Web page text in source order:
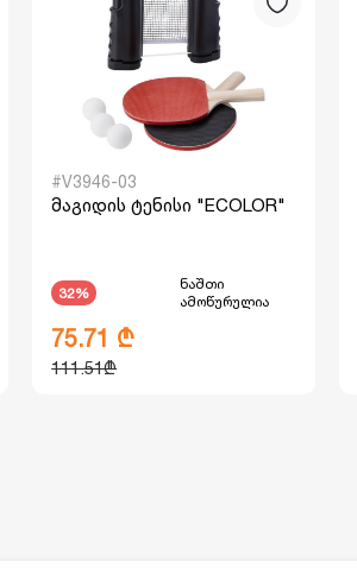
#V3946-03
მაგიდის ტენისი "ECOLOR"
32%
ნაშთი
ამოწურულია
75.71 ₾
111.51₾